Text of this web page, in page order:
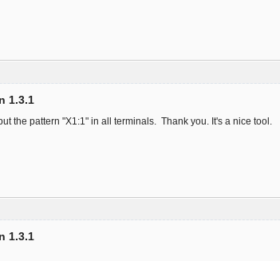
1.3.1
the pattern "X1:1" in all terminals. Thank you. It's a nice tool.
1.3.1